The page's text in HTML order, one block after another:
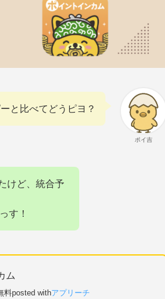
ポイ吉
と比べてどうピヨ？
けど、統合予
す！
ム
料posted withアプリーチ